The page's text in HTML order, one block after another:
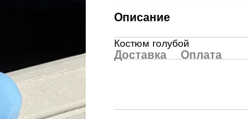
Описание
Костюм голубой
Доставка Оплата